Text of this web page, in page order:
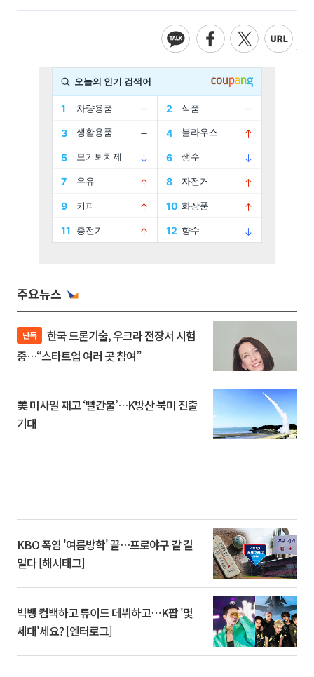
주요뉴스
단독
중…“스타트업 여러 곳 참여”
美 미사일 재고 ‘빨간불’…K방산 북미 진출
기대
KBO 폭염 '여름방학' 끝…프로야구 갈 길
멀다 [해시태그]
빅뱅 컴백하고 튜이드 데뷔하고⋯K팝 '몇
세대'세요? [엔터로그]